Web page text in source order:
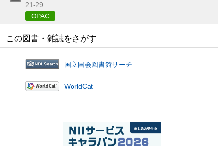
21-29
OPAC
この図書・雑誌をさがす
国立国会図書館サーチ
WorldCat